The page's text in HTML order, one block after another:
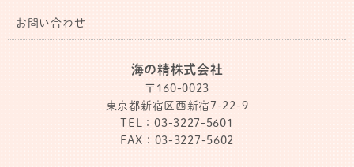
お問い合わせ
海の精株式会社
〒160-0023
東京都新宿区西新宿7-22-9
TEL：03-3227-5601
FAX：03-3227-5602